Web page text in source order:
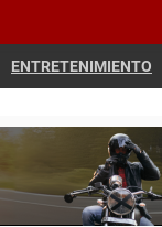
ENTRETENIMIENTO